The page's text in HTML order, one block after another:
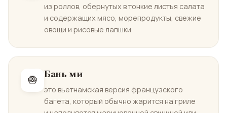
из роллов, обернутых в тонкие листья салата
и содержащих мясо, морепродукты, свежие
овощи и рисовые лапшки.
🧅 Бань ми
это вьетнамская версия французского
багета, который обычно жарится на гриле